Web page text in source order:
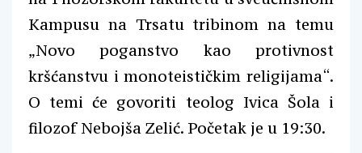
Kampusu na Trsatu tribinom na temu
„Novo poganstvo kao protivnost
kršćanstvu i monoteističkim religijama“.
O temi će govoriti teolog Ivica Šola i
filozof Nebojša Zelić. Početak je u 19:30.